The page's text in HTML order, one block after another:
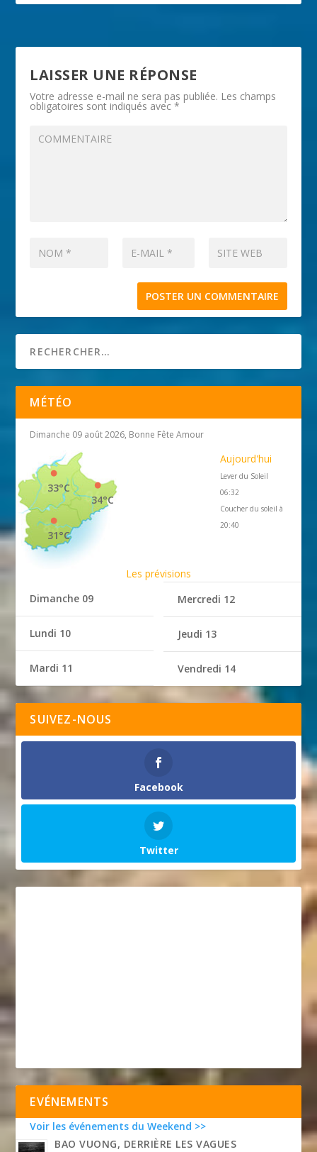
LAISSER UNE RÉPONSE
Votre adresse e-mail ne sera pas publiée. Les champs
obligatoires sont indiqués avec*
MÉTÉO
Dimanche 09 août 2026, Bonne Fête Amour
34°C
33°C
31°C
Aujourd'hui
Lever du Soleil
06:32
Coucher du soleil à
20:40
Les prévisions
Dimanche 09
Lundi 10
Mardi 11
Mercredi 12
Jeudi 13
Vendredi 14
SUIVEZ-NOUS
Facebook
Twitter
EVÉNEMENTS
Voir les événements du Weekend >>
BAO VUONG, DERRIÈRE LES VAGUES